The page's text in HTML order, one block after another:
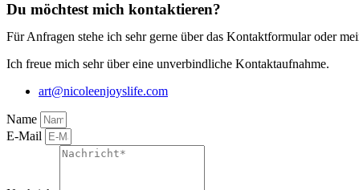
Du möchtest mich kontaktieren?
Für Anfragen stehe ich sehr gerne über das Kontaktformular oder
Ich freue mich sehr über eine unverbindliche Kontaktaufnahme.
art@nicoleenjoyslife.com
Name
E-Mail